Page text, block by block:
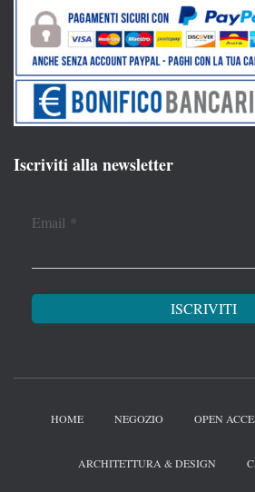
Iscriviti alla newsletter
Email *
HOME NEGOZIO OPEN
ARCHITETTURA & DESIGN